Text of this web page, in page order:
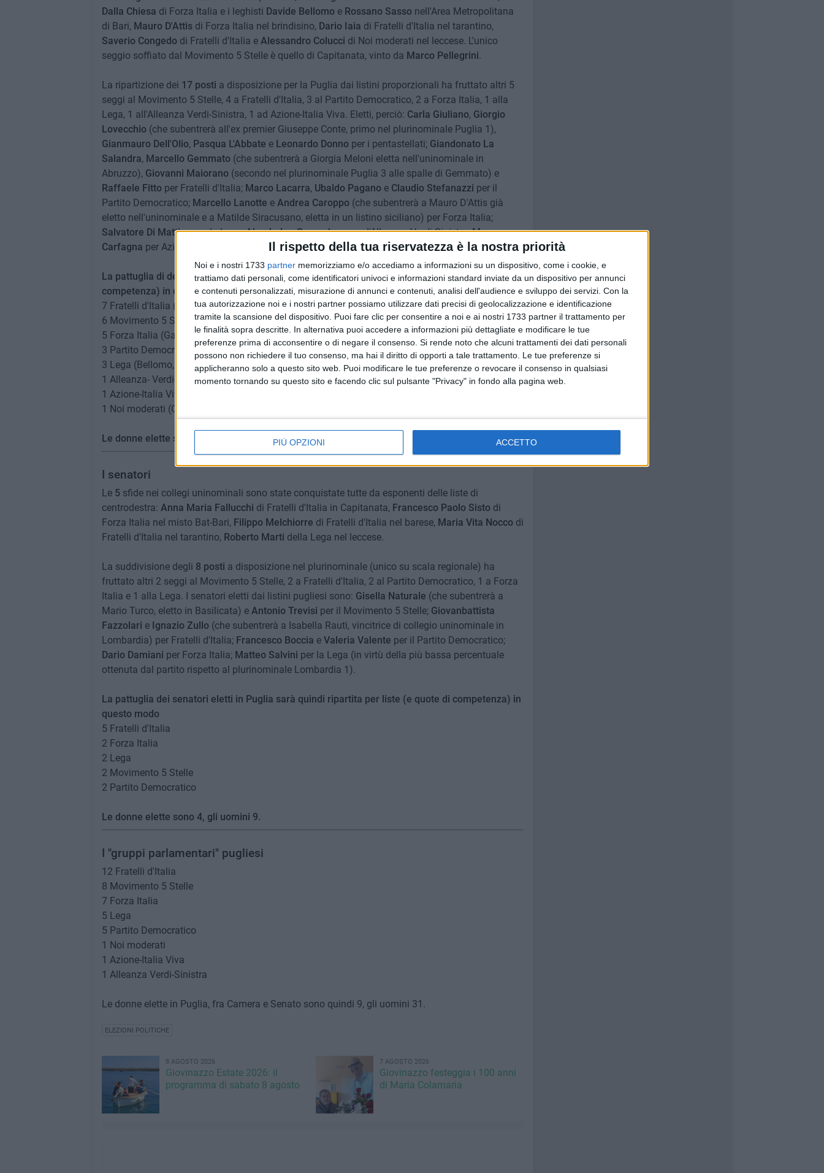
Il rispetto della tua riservatezza è la nostra priorità
Noi e i nostri 1733 partner memorizziamo e/o accediamo a informazioni su un dispositivo, come i cookie, e
trattiamo dati personali, come identificatori univoci e informazioni standard inviate da un dispositivo per annunci
e contenuti personalizzati, misurazione di annunci e contenuti, analisi dell'audience e sviluppo dei servizi. Con la
tua autorizzazione noi e i nostri partner possiamo utilizzare dati precisi di geolocalizzazione e identificazione
tramite la scansione del dispositivo. Puoi fare clic per consentire a noi e ai nostri 1733 partner il trattamento per
le finalità sopra descritte. In alternativa puoi accedere a informazioni più dettagliate e modificare le tue
preferenze prima di acconsentire o di negare il consenso. Si rende noto che alcuni trattamenti dei dati personali
possono non richiedere il tuo consenso, ma hai il diritto di opporti a tale trattamento. Le tue preferenze si
applicheranno solo a questo sito web. Puoi modificare le tue preferenze o revocare il consenso in qualsiasi
momento tornando su questo sito e facendo clic sul pulsante "Privacy" in fondo alla pagina web.
PIÙ OPZIONI ACCETTO
Dalla Chiesa di Forza Italia e i leghisti Davide Bellomo e Rossano Sassonell'Area Metropolitana
di Bari, Mauro D'Attisdi Forza Italia nel brindisino, Dario Iaia di Fratelli d'Italia nel tarantino,
Saverio Congedodi Fratelli d'Italia e Alessandro Colucci di Noi moderati nel leccese. L'unico
seggio soffiato dal Movimento 5 Stelle è quello di Capitanata, vinto da Marco Pellegrini.
La ripartizione dei 17 posti a disposizione per la Puglia dai listini proporzionali ha fruttato altri 5
seggi al Movimento 5 Stelle, 4 a Fratelli d'Italia, 3 al Partito Democratico, 2 a Forza Italia, 1 alla
Lega, 1 all'Alleanza Verdi-Sinistra, 1 ad Azione-Italia Viva. Eletti, perciò: Carla Giuliano, Giorgio
Lovecchio(che subentrerà all'ex premier Giuseppe Conte, primo nel plurinominale Puglia 1),
Gianmauro Dell'Olio, Pasqua L'Abbate eLeonardo Donnoper i pentastellati; Giandonato La
Salandra, Marcello Gemmato (che subentrerà a Giorgia Meloni eletta nell'uninominale in
Abruzzo), Giovanni Maiorano(secondo nel plurinominale Puglia 3 alle spalle di Gemmato) e
Raffaele Fittoper Fratelli d'Italia; Marco Lacarra, Ubaldo Paganoe Claudio Stefanazzi per il
Partito Democratico; Marcello Lanotte e Andrea Caroppo (che subentrerà a Mauro D'Attis già
eletto nell'uninominale e a Matilde Siracusano, eletta in un listino siciliano) per Forza Italia;
Salvatore Di Mattinaper la Lega;Aboubakar Soumahoroper l'Alleanza Verdi-Sinistra;Mara
Carfagna per Azione-Italia Viva (scattata nel plurinominale 4 del Salento).
La pattuglia di deputati eletti dalla Puglia sarà quindi suddivisa per liste (e quote di
competenza) in questo modo
7 Fratelli d'Italia (Matera, Iaia, Congedo, La Salandra, De Marzo, Gemmato, Fitto)
6 Movimento 5 Stelle (Pellegrini, Giuliano, Lovecchio, Dell'Olio, L'Abbate, Donno)
5 Forza Italia (Gatta, Dalla Chiesa, D'Attis, Lanotte, Caroppo)
3 Partito Democratico (Lacarra, Pagano, Stefanazzi)
3 Lega (Bellomo, Sasso, Di Mattina)
1 Alleanza- Verdi-Sinistra (Soumahoro)
1 Azione-Italia Viva (Carfagna)
1 Noi moderati (Colucci)
Le donne elette sono 5, gli uomini 22.
I senatori
Le 5 sfide nei collegi uninominali sono state conquistate tutte da esponenti delle liste di
centrodestra: Anna Maria Fallucchi di Fratelli d'Italia in Capitanata, Francesco Paolo Sistodi
Forza Italia nel misto Bat-Bari, Filippo Melchiorre di Fratelli d'Italia nel barese, Maria Vita Nocco di
Fratelli d'Italia nel tarantino, Roberto Marti della Lega nel leccese.
La suddivisione degli 8 posti a disposizione nel plurinominale (unico su scala regionale) ha
fruttato altri 2 seggi al Movimento 5 Stelle, 2 a Fratelli d'Italia, 2 al Partito Democratico, 1 a Forza
Italia e 1 alla Lega. I senatori eletti dai listini pugliesi sono: Gisella Naturale (che subentrerà a
Mario Turco, eletto in Basilicata) e Antonio Trevisi per il Movimento 5 Stelle; Giovanbattista
Fazzolari e Ignazio Zullo(che subentrerà a Isabella Rauti, vincitrice di collegio uninominale in
Lombardia) per Fratelli d'Italia; Francesco Boccia e Valeria Valente per il Partito Democratico;
Dario Damiani per Forza Italia; Matteo Salvini per la Lega (in virtù della più bassa percentuale
ottenuta dal partito rispetto al plurinominale Lombardia 1).
La pattuglia dei senatori eletti in Puglia sarà quindi ripartita per liste (e quote di competenza) in
questo modo
5 Fratelli d'Italia
2 Forza Italia
2 Lega
2 Movimento 5 Stelle
2 Partito Democratico
Le donne elette sono 4, gli uomini 9.
I "gruppi parlamentari" pugliesi
12 Fratelli d'Italia
8 Movimento 5 Stelle
7 Forza Italia
5 Lega
5 Partito Democratico
1 Noi moderati
1 Azione-Italia Viva
1 Alleanza Verdi-Sinistra
Le donne elette in Puglia, fra Camera e Senato sono quindi 9, gli uomini 31.
ELEZIONI POLITICHE
8 AGOSTO 2026
Giovinazzo Estate 2026: il
programma di sabato 8 agosto
7 AGOSTO 2026
Giovinazzo festeggia i 100 anni
di Maria Colamaria